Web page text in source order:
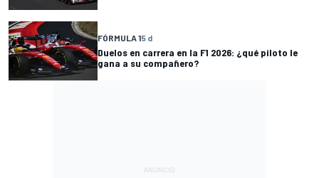
FÓRMULA 15 d
Duelos en carrera en la F1 2026: ¿qué piloto le
gana a su compañero?